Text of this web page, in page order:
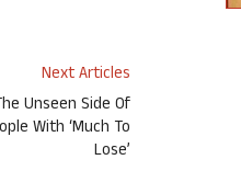
Next Articles
Unseen Side Of
With ‘Much To
Lose’